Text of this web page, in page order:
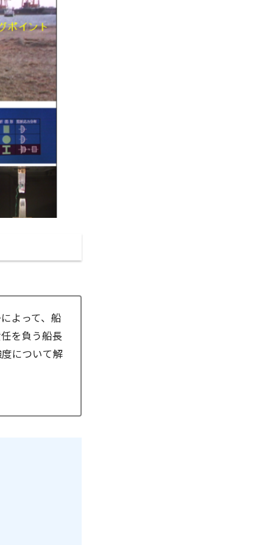
よって、船
を負う船長
について解